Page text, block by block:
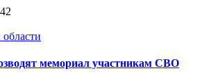
мемориал участникам СВО